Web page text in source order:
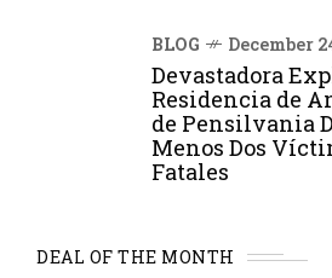
BLOG December
Devastadora
Residencia de
de Pensilvania
Menos Dos
Fatales
DEAL OF THE MONTH